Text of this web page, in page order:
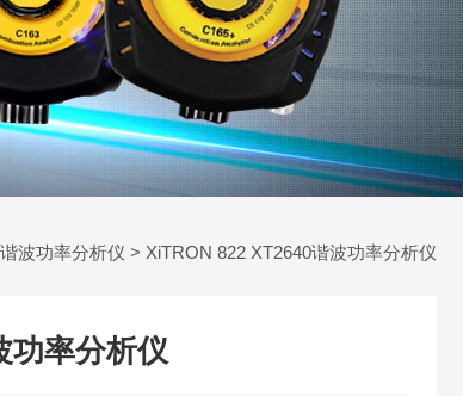
谐波功率分析仪 > XiTRON 822 XT2640谐波功率分析仪
功率分析仪